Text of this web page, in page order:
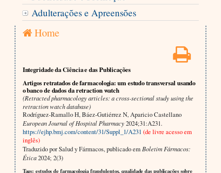
Adulterações e Apreensões
Home
Integridade da Ciência e das Publicações
Artigos retratados de farmacologia: um estudo transversal usando
o banco de dados da retraction watch
(Retracted pharmacology articles: a cross-sectional study using the
retraction watch database)
Rodríguez-Ramallo H, Báez-Gutiérrez N, Aparicio Castellano
European Journal of Hospital Pharmacy2024;31:A231.
https://ejhp.bmj.com/content/31/Suppl_1/A231 (de livre acesso em
inglês)
Traduzido por Salud y Fármacos, publicado em Boletim Fármacos:
Ética2024; 2(3)
Tags: estudos de farmacologia fraudulentos, qualidade das publicações sobre